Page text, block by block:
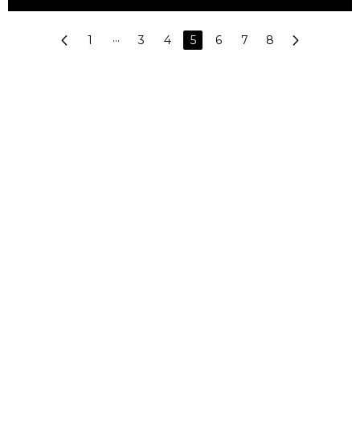
1 ··· 3 4 5 6 7 8